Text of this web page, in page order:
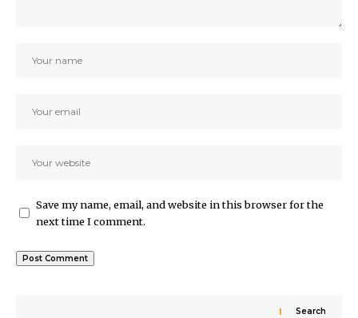
Save my name, email, and website in this browser for the
next time I comment.
Search